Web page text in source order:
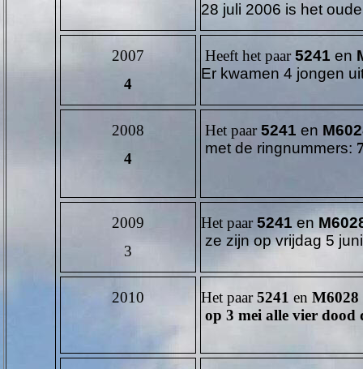
28 juli 2006 is het
2007
4
Heeft het paar 5241 en
Er kwamen 4 jongen
2008
4
Het paar 5241 en
met de ringnummers:
2009
3
Het paar 5241 en
ze zijn op vrijdag 5
2010 Het paar 5241 en M6028
op 3 mei alle vier dood